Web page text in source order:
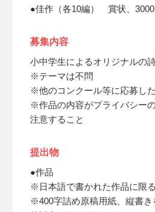
●佳作（各10編） 賞状、
募集内容
小中学生によるオリジナルの
※テーマは不問
※他のコンクール等に応募し
※作品の内容がプライバシー
注意すること
提出物
●作品
※日本語で書かれた作品に限る
※400字詰め原稿用紙、縦書